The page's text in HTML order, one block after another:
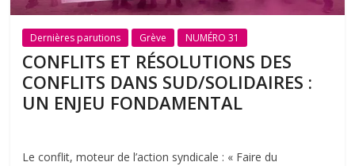
Dernières parutions Grève NUMÉRO 31
CONFLITS ET RÉSOLUTIONS DES
CONFLITS DANS SUD/SOLIDAIRES :
UN ENJEU FONDAMENTAL
Le conflit, moteur de l’action syndicale : « Faire du